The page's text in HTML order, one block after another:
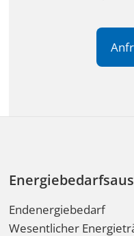
Endenergiebedarf
Wesentlicher